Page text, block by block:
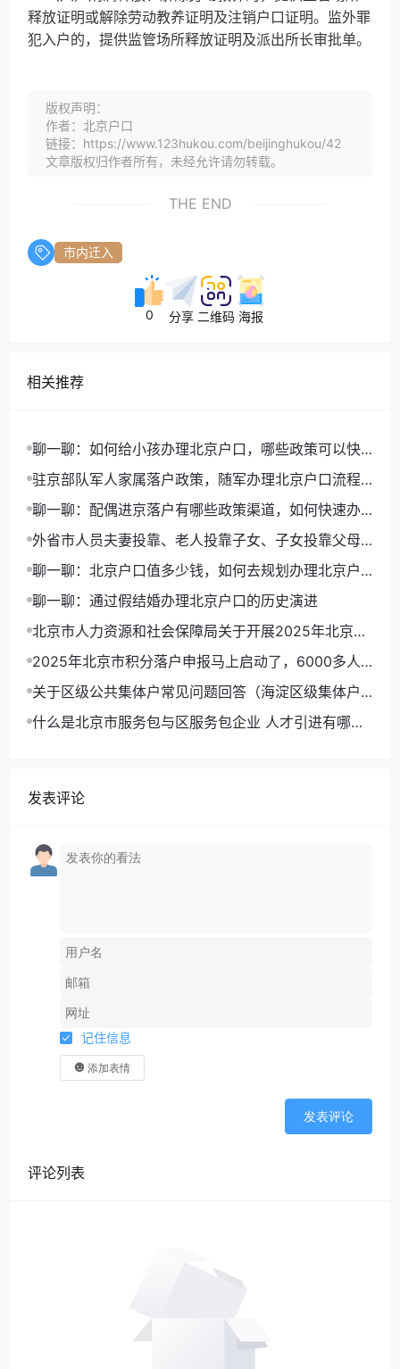
释放证明或解除劳动教养证明及注销户口证明。监外罪
犯入户的，提供监管场所释放证明及派出所长审批单。
版权声明：
作者：北京户口
链接：https://www.123hukou.com/beijinghukou/42
文章版权归作者所有，未经允许请勿转载。
THE END
市内迁入
0 分享 二维码 海报
相关推荐
聊一聊：如何给小孩办理北京户口，哪些政策可以快
速落户
驻京部队军人家属落户政策，随军办理北京户口流程
详解
聊一聊：配偶进京落户有哪些政策渠道，如何快速办
理北京户口
外省市人员夫妻投靠、老人投靠子女、子女投靠父母
进京入非农业户口
聊一聊：北京户口值多少钱，如何去规划办理北京户
口路径
聊一聊：通过假结婚办理北京户口的历史演进
北京市人力资源和社会保障局关于开展2025年北京市
积分落户申报工作的通告
2025年北京市积分落户申报马上启动了，6000多人
可以拿到北京户口
关于区级公共集体户常见问题回答（海淀区级集体户
为例）
什么是北京市服务包与区服务包企业 人才引进有哪些
发表评论
记住信息
添加表情
发表评论
评论列表